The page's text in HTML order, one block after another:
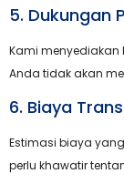
5. Dukungan
Kami
Anda tidak akan
6. Biaya
Estimasi biaya
perlu khawatir